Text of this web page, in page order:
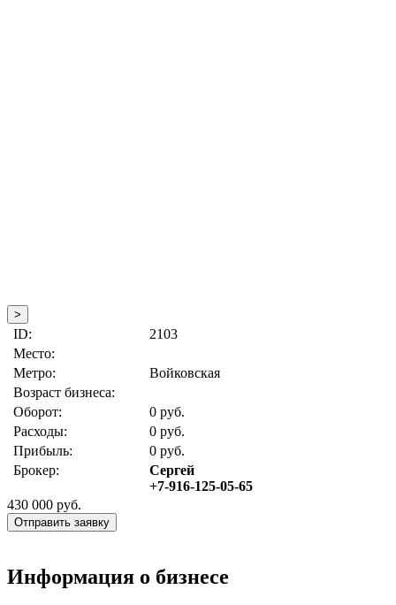
>
ID:
2103
Место:
Метро:
Войковская
Возраст бизнеса:
Оборот:
0 руб.
Расходы:
0 руб.
Прибыль:
0 руб.
Брокер:
Сергей
+7-916-125-05-65
430 000 руб.
Отправить заявку
Информация о бизнесе